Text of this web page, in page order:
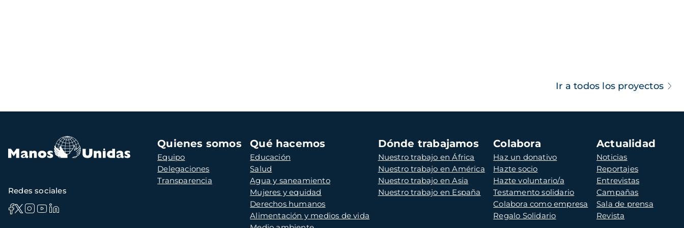
Ir a todos los proyectos
Navegación
principal
Quienes somos
Equipo
Delegaciones
Transparencia
Qué hacemos
Educación
Salud
Agua y saneamiento
Mujeres y equidad
Derechos humanos
Alimentación y medios de vida
Dónde trabajamos
Nuestro trabajo en África
Nuestro trabajo en América
Nuestro trabajo en Asia
Nuestro trabajo en España
Colabora
Haz un donativo
Hazte socio
Hazte voluntario/a
Testamento solidario
Colabora como empresa
Regalo Solidario
Actualidad
Noticias
Reportajes
Entrevistas
Campañas
Sala de prensa
Revista
Redes sociales